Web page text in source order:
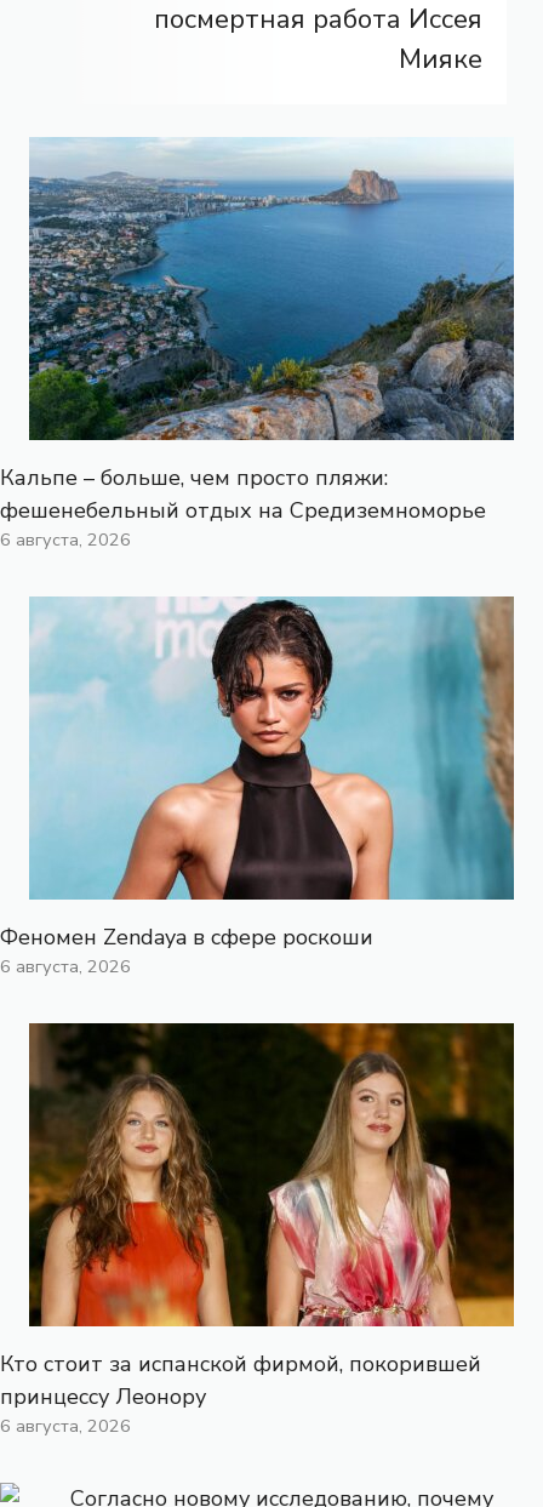
посмертная работа Иссея
Мияке
Кальпе – больше, чем просто пляжи:
фешенебельный отдых на Средиземноморье
6 августа, 2026
Феномен Zendaya в сфере роскоши
6 августа, 2026
Кто стоит за испанской фирмой, покорившей
принцессу Леонору
6 августа, 2026